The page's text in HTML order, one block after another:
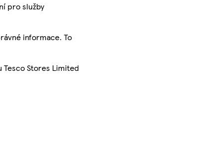
pro služby
informace. To
Tesco Stores Limited